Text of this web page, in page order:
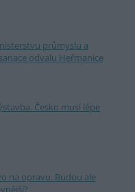
průmyslu a
odvalu Heřmanice
Česko musí lépe
na opravu. Budou ale